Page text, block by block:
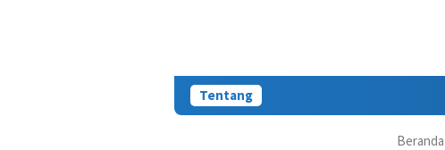
Tentang
Beranda